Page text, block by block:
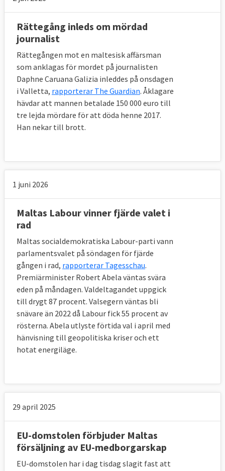
Rättegång inleds om mördad
journalist
Rättegången mot en maltesisk affärsman
som anklagas för mordet på journalisten
Daphne Caruana Galizia inleddes på onsdagen
i Valletta, rapporterar The Guardian. Åklagare
hävdar att mannen betalade 150 000 euro till
tre lejda mördare för att döda henne 2017.
Han nekar till brott.
1 juni 2026
Maltas Labour vinner fjärde valet i
rad
Maltas socialdemokratiska Labour-parti vann
parlamentsvalet på söndagen för fjärde
gången i rad, rapporterar Tagesschau.
Premiärminister Robert Abela väntas svära
eden på måndagen. Valdeltagandet uppgick
till drygt 87 procent. Valsegern väntas bli
snävare än 2022 då Labour fick 55 procent av
rösterna. Abela utlyste förtida val i april med
hänvisning till geopolitiska kriser och ett
hotat energiläge.
29 april 2025
EU-domstolen förbjuder Maltas
försäljning av EU-medborgarskap
EU-domstolen har i dag tisdag slagit fast att